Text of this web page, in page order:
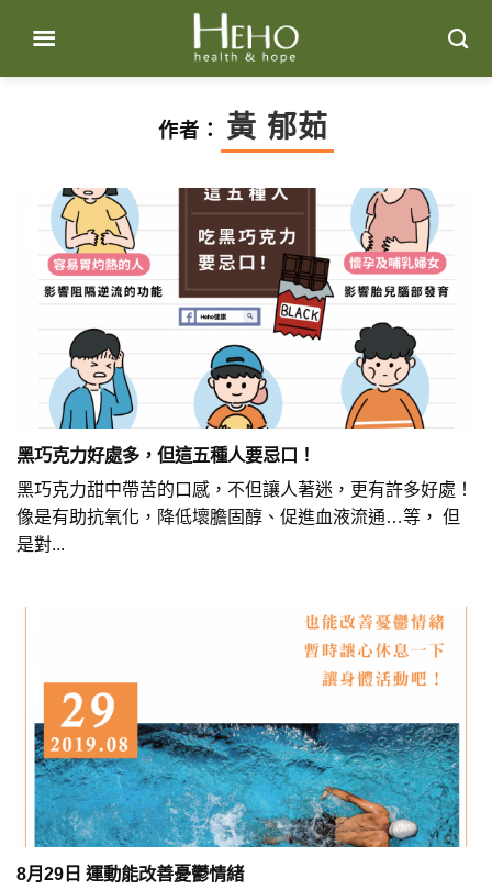
content
作者： 黃 郁茹
黑巧克力好處多，但這五種人要忌口！
黑巧克力甜中帶苦的口感，不但讓人著迷，更有許多好處！
像是有助抗氧化，降低壞膽固醇、促進血液流通…等， 但
是對...
8月29日 運動能改善憂鬱情緒